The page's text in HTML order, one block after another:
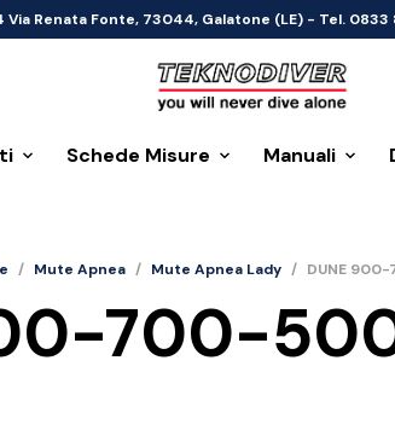
Renata Fonte, 73044, Galatone (LE) - Tel. 0833
Schede Misure Manuali
/ Mute Apnea / Mute Apnea Lady / DUNE
700-